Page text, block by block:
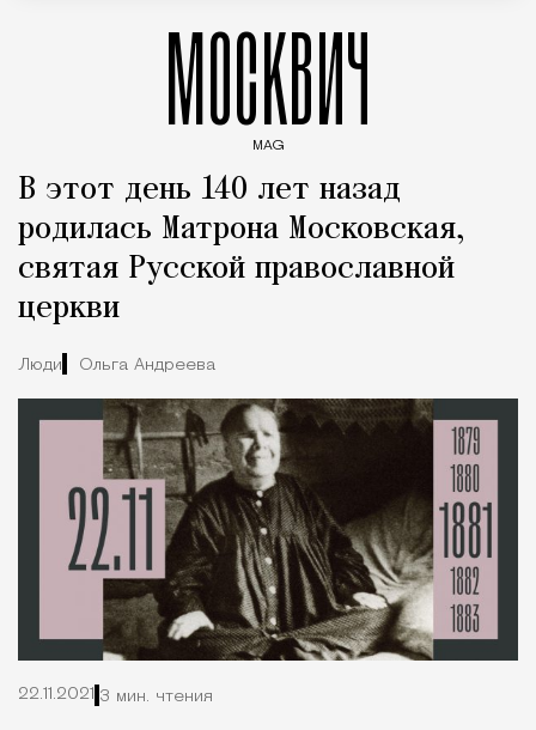
МОСКВИЧ
MAG
В этот день 140 лет назад
родилась Матрона Московская,
святая Русской православной
церкви
Люди Ольга Андреева
22.11.2021 3 мин. чтения